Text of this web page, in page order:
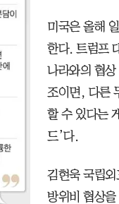
미국은 올해
한다. 트럼프
나라와의 협상
조이면, 다른
할 수 있다는
드’다.
김현욱 국립
방위비 협상